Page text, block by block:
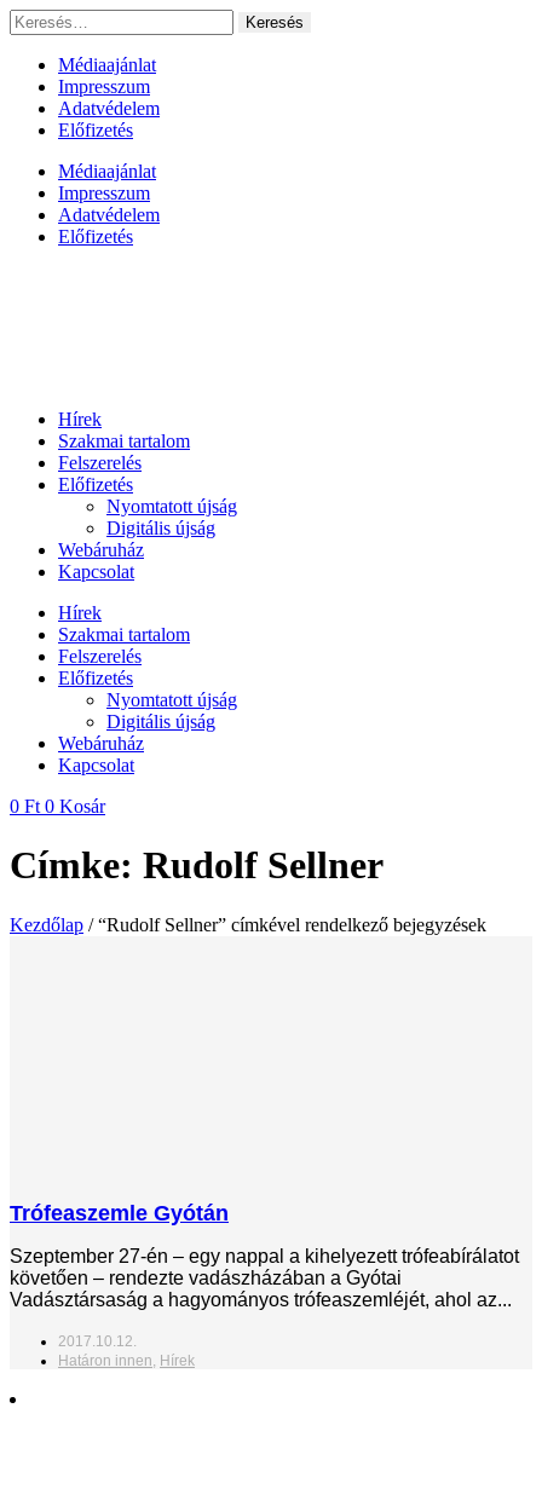
Ugrás
a
tartalomhoz
Keresés:
Médiaajánlat
Impresszum
Adatvédelem
Előfizetés
Médiaajánlat
Impresszum
Adatvédelem
Előfizetés
Hírek
Szakmai tartalom
Felszerelés
Előfizetés
Nyomtatott újság
Digitális újság
Webáruház
Kapcsolat
Hírek
Szakmai tartalom
Felszerelés
Előfizetés
Nyomtatott újság
Digitális újság
Webáruház
Kapcsolat
0 Ft 0 Kosár
Címke: Rudolf Sellner
Kezdőlap / “Rudolf Sellner” címkével rendelkező bejegyzések
Trófeaszemle Gyótán
Szeptember 27-én – egy nappal a kihelyezett trófeabírálatot
követően – rendezte vadászházában a Gyótai
Vadásztársaság a hagyományos trófeaszemléjét, ahol az...
2017.10.12.
Határon innen, Hírek